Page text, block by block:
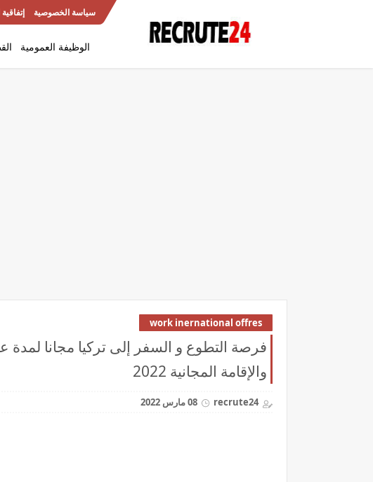
سياسة الخصوصية
الوظيفة العمومية
work inernational offres
فرصة التطوع و السفر إلى تركيا مجانا
والإقامة المجانية 2022
recrute24 08 مارس 2022